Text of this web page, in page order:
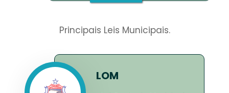
Principais Leis Municipais.
LOM